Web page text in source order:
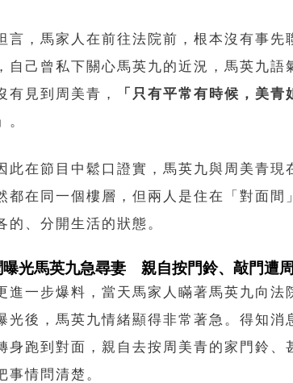
言，馬家人在前往法院前，根本沒有事先
自己曾私下關心馬英九的近況，馬英九語
有見到周美青，
「只有平常有時候，美青
。
此在節目中鬆口證實，馬英九與周美青現
都在同一個樓層，但兩人是住在「對面間
的、分開生活的狀態。
曝光馬英九急尋妻 親自按門鈴、敲門遭周
進一步爆料，當天馬家人瞞著馬英九向法
光後，馬英九情緒顯得非常著急。得知消
身跑到對面，親自去按周美青的家門鈴、
事情問清楚。